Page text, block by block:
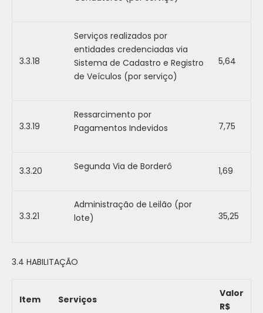
3.3.18
Serviços realizados por
entidades credenciadas via
Sistema de Cadastro e Registro
de Veículos (por serviço)
5,64
3.3.19
Ressarcimento por
Pagamentos Indevidos
7,75
3.3.20 Segunda Via de Borderô 1,69
3.3.21
Administração de Leilão (por
lote)
35,25
3.4 HABILITAÇÃO
Item Serviços
Valor
R$